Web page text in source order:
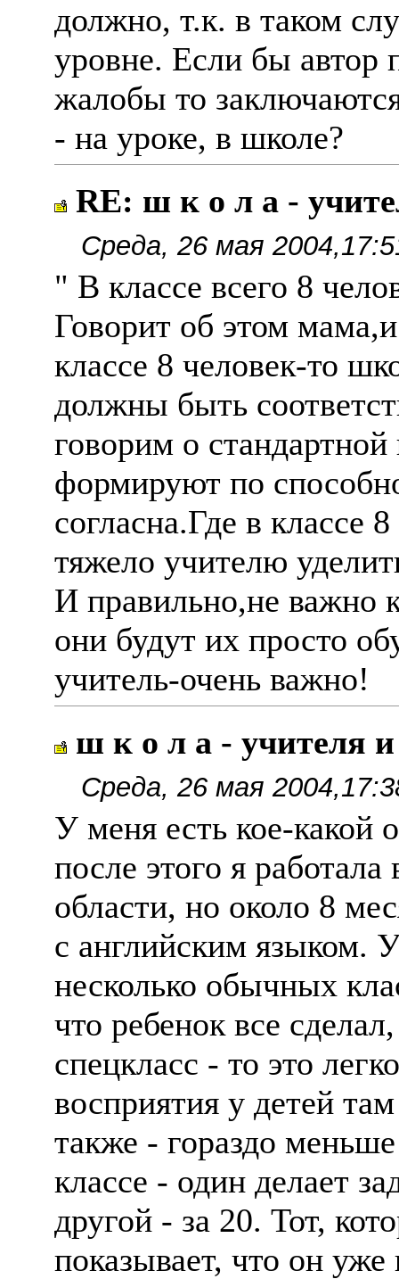
должно, т.к. в таком
уровне. Если бы автор
жалобы то
- на уроке, в школе?
RE: ш к о л а -
Среда, 26 мая
" В классе всего 8
Говорит об этом
классе 8 человек-то
должны быть
говорим о
формируют по
согласна.Где в классе
тяжело учителю
И правильно,не важно
они будут их просто
учитель-очень важно!
ш к о л а - учителя и
Среда, 26 мая
У меня есть кое-какой
после этого я
области, но около 8
с английским языком.
несколько обычных
что ребенок все
спецкласс - то это
восприятия у детей
также - гораздо
классе - один делает
другой - за 20. Тот,
показывает, что он